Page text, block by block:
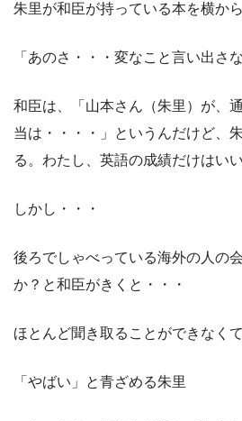
朱里が和臣が持っている本を横か
「あのさ・・・変なこと言い出さ
和臣は、「山本さん（朱里）が、
当は・・・・」というんだけど、
る。わたし、英語の成績だけはい
しかし・・・
後ろでしゃべっている海外の人の
か？と和臣がきくと・・・
ほとんど聞き取ることができなく
「やばい」と青ざめる朱里